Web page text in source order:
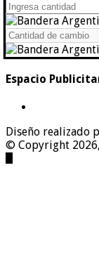
Espacio
Diseño realizado
© Copyright 2026,